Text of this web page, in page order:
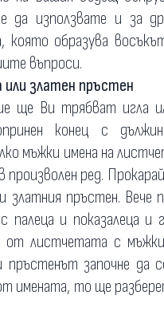
да използвате и за
която образува
въпроси.
или златен пръстен
ще Ви трябват игла
конец с
мъжки имена на
ред.
златния пръстен. Вече
палеца и показалеца и
от листчетата с
пръстенът започне да
имената, то ще